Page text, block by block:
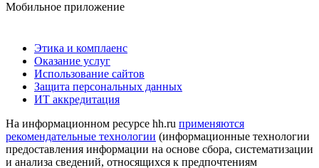
Мобильное приложение
Этика и комплаенс
Оказание услуг
Использование сайтов
Защита персональных данных
ИТ аккредитация
На информационном ресурсе hh.ru применяются
рекомендательные технологии (информационные технологии
предоставления информации на основе сбора, систематизации
и анализа сведений, относящихся к предпочтениям